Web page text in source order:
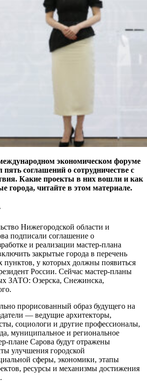
экономическом форуме
пять соглашений о сотрудничестве с
Какие проекты в них вошли и как
города, читайте в этом материале.
Нижегородской области и
подписали соглашение о
и реализации мастер-плана
закрытые города в перечень
пунктов, у которых должны появиться
России. Сейчас мастер-планы
ЗАТО: Озерска, Снежинска,
прорисованный образ будущего на
— ведущие архитекторы,
социологи и другие профессионалы,
муниципальное и региональное
плане Сарова будут отражены
улучшения городской
сферы, экономики, этапы
ресурсы и механизмы достижения